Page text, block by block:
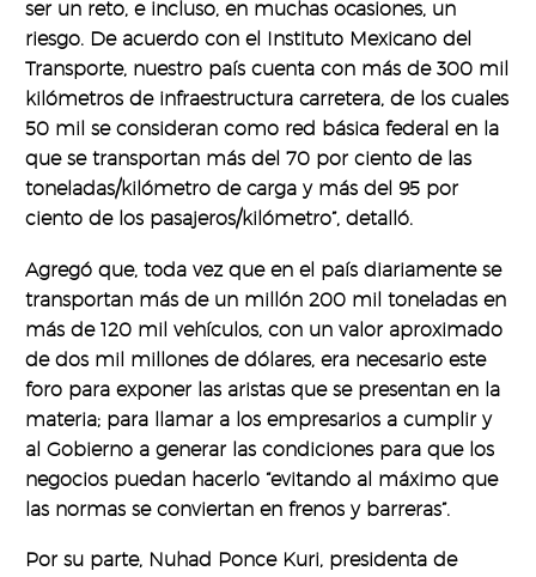
ser un reto, e incluso, en muchas ocasiones, un
riesgo. De acuerdo con el Instituto Mexicano del
Transporte, nuestro país cuenta con más de 300 mil
kilómetros de infraestructura carretera, de los cuales
50 mil se consideran como red básica federal en la
que se transportan más del 70 por ciento de las
toneladas/kilómetro de carga y más del 95 por
ciento de los pasajeros/kilómetro”, detalló.
Agregó que, toda vez que en el país diariamente se
transportan más de un millón 200 mil toneladas en
más de 120 mil vehículos, con un valor aproximado
de dos mil millones de dólares, era necesario este
foro para exponer las aristas que se presentan en la
materia; para llamar a los empresarios a cumplir y
al Gobierno a generar las condiciones para que los
negocios puedan hacerlo “evitando al máximo que
las normas se conviertan en frenos y barreras”.
Por su parte, Nuhad Ponce Kuri, presidenta de